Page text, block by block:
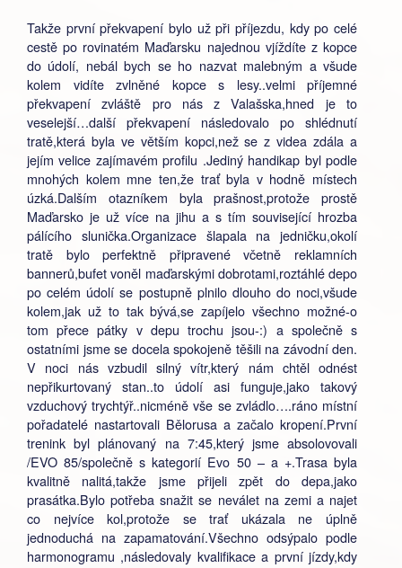
Takže první překvapení bylo už při příjezdu, kdy po celé
cestě po rovinatém Maďarsku najednou vjíždíte z kopce
do údolí, nebál bych se ho nazvat malebným a všude
kolem vidíte zvlněné kopce s lesy..velmi příjemné
překvapení zvláště pro nás z Valašska,hned je to
veselejší…další překvapení následovalo po shlédnutí
tratě,která byla ve větším kopci,než se z videa zdála a
jejím velice zajímavém profilu .Jediný handikap byl podle
mnohých kolem mne ten,že trať byla v hodně místech
úzká.Dalším otazníkem byla prašnost,protože prostě
Maďarsko je už více na jihu a s tím související hrozba
pálícího slunička.Organizace šlapala na jedničku,okolí
tratě bylo perfektně připravené včetně reklamních
bannerů,bufet voněl maďarskými dobrotami,roztáhlé depo
po celém údolí se postupně plnilo dlouho do noci,všude
kolem,jak už to tak bývá,se zapíjelo všechno možné-o
tom přece pátky v depu trochu jsou-:) a společně s
ostatními jsme se docela spokojeně těšili na závodní den.
V noci nás vzbudil silný vítr,který nám chtěl odnést
nepřikurtovaný stan..to údolí asi funguje,jako takový
vzduchový trychtýř..nicméně vše se zvládlo….ráno místní
pořadatelé nastartovali Bělorusa a začalo kropení.První
trenink byl plánovaný na 7:45,který jsme absolovovali
/EVO 85/společně s kategorií Evo 50 – a +.Trasa byla
kvalitně nalitá,takže jsme přijeli zpět do depa,jako
prasátka.Bylo potřeba snažit se neválet na zemi a najet
co nejvíce kol,protože se trať ukázala ne úplně
jednoduchá na zapamatování.Všechno odsýpalo podle
harmonogramu ,následovaly kvalifikace a první jízdy,kdy